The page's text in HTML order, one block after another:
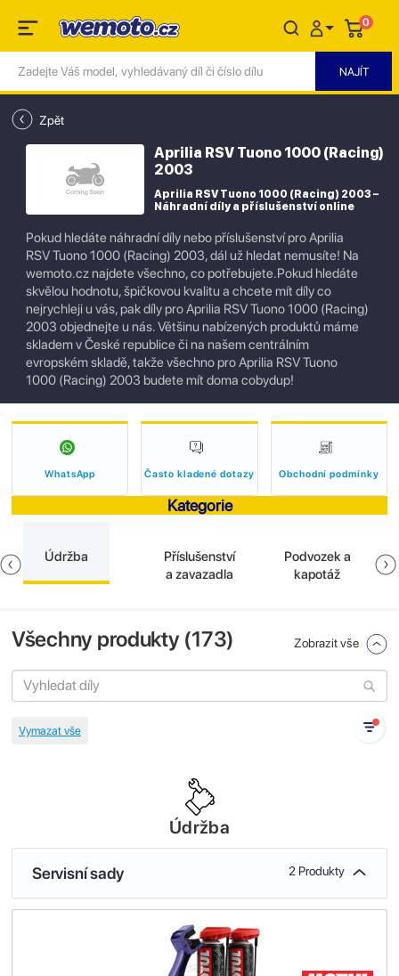
0
Zpět
Aprilia RSV Tuono 1000 (Racing)
2003
Aprilia RSV Tuono 1000 (Racing) 2003 –
Náhradní díly a příslušenství online
Pokud hledáte náhradní díly nebo příslušenství pro Aprilia
RSV Tuono 1000 (Racing) 2003, dál už hledat nemusíte! Na
wemoto.cz najdete všechno, co potřebujete.Pokud hledáte
skvělou hodnotu, špičkovou kvalitu a chcete mít díly co
nejrychleji u vás, pak díly pro Aprilia RSV Tuono 1000 (Racing)
2003 objednejte u nás. Většinu nabízených produktů máme
skladem v České republice či na našem centrálním
evropském skladě, takže všechno pro Aprilia RSV Tuono
1000 (Racing) 2003 budete mít doma cobydup!
WhatsApp Často kladené dotazy Obchodní podmínky
Kategorie
Údržba
Příslušenství
a zavazadla
Podvozek a
kapotáž
Všechny produkty (173) Zobrazit vše
Údržba
Servisní sady 2 Produkty